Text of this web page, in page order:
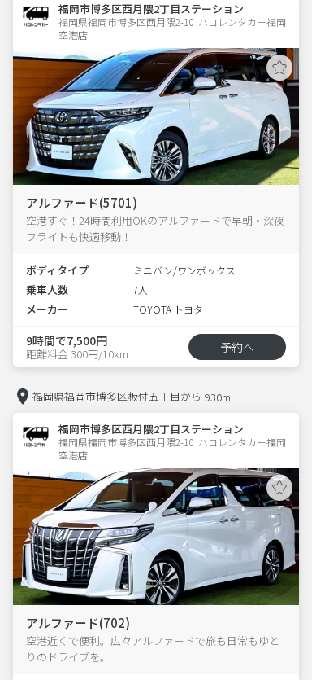
福岡市博多区西月隈2丁目ステーション
福岡県福岡市博多区西月隈2-10  ハコレンタカー福岡
空港店
アルファード(5701)
空港すぐ！24時間利用OKのアルファードで早朝・深夜
フライトも快適移動！
ボディタイプ ミニバン/ワンボックス
乗車人数 7人
メーカー TOYOTA トヨタ
9時間で7,500円
距離料金 300円/10km 予約へ
福岡県福岡市博多区板付五丁目から 930m
福岡市博多区西月隈2丁目ステーション
福岡県福岡市博多区西月隈2-10  ハコレンタカー福岡
空港店
アルファード(702)
空港近くで便利。広々アルファードで旅も日常もゆと
りのドライブを。